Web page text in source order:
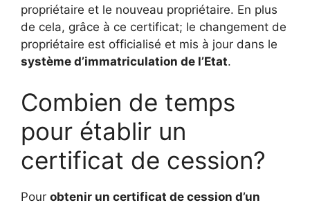
propriétaire et le nouveau propriétaire. En plus
de cela, grâce à ce certificat; le changement de
propriétaire est officialisé et mis à jour dans le
système d’immatriculation de l’Etat.
Combien de temps
pour établir un
certificat de cession?
Pour obtenir un certificat de cession d’un